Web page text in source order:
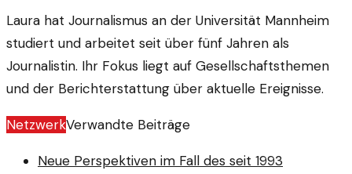
Laura hat Journalismus an der Universität Mannheim
studiert und arbeitet seit über fünf Jahren als
Journalistin. Ihr Fokus liegt auf Gesellschaftsthemen
und der Berichterstattung über aktuelle Ereignisse.
NetzwerkVerwandte Beiträge
Neue Perspektiven im Fall des seit 1993